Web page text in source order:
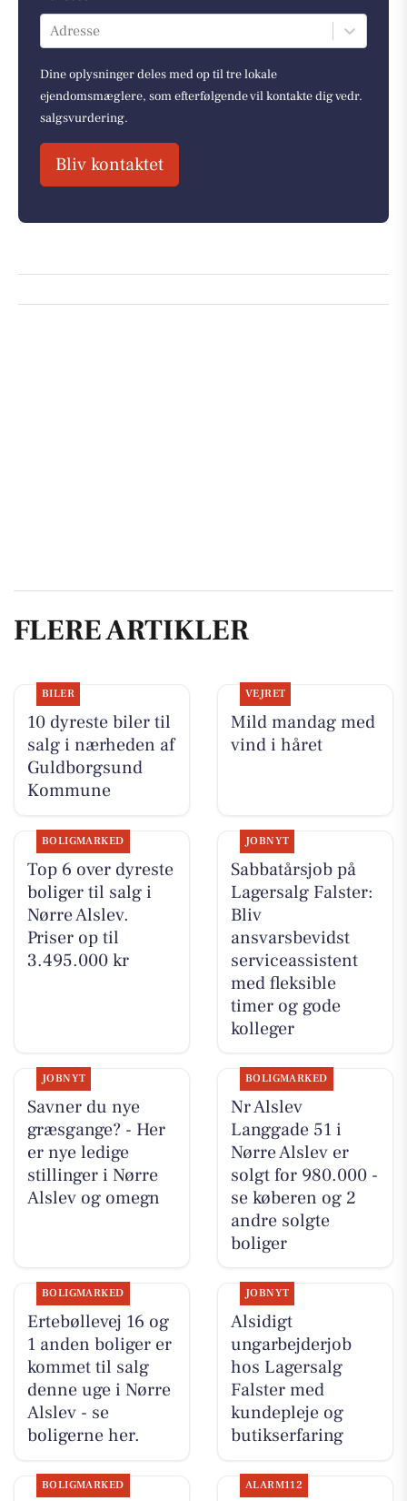
Adresse
Dine oplysninger deles med op til tre lokale
ejendomsmæglere, som efterfølgende vil kontakte dig vedr.
salgsvurdering.
Bliv kontaktet
FLERE ARTIKLER
BILER
10 dyreste biler til
salg i nærheden af
Guldborgsund
Kommune
VEJRET
Mild mandag med
vind i håret
BOLIGMARKED
Top 6 over dyreste
boliger til salg i
Nørre Alslev.
Priser op til
3.495.000 kr
JOBNYT
Sabbatårsjob på
Lagersalg Falster:
Bliv
ansvarsbevidst
serviceassistent
med fleksible
timer og gode
kolleger
JOBNYT
Savner du nye
græsgange? - Her
er nye ledige
stillinger i Nørre
Alslev og omegn
BOLIGMARKED
Nr Alslev
Langgade 51 i
Nørre Alslev er
solgt for 980.000 -
se køberen og 2
andre solgte
boliger
BOLIGMARKED
Ertebøllevej 16 og
1 anden boliger er
kommet til salg
denne uge i Nørre
Alslev - se
boligerne her.
JOBNYT
Alsidigt
ungarbejderjob
hos Lagersalg
Falster med
kundepleje og
butikserfaring
BOLIGMARKED ALARM112